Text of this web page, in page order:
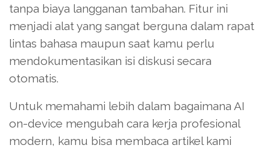
tanpa biaya langganan tambahan. Fitur ini
menjadi alat yang sangat berguna dalam rapat
lintas bahasa maupun saat kamu perlu
mendokumentasikan isi diskusi secara
otomatis.
Untuk memahami lebih dalam bagaimana AI
on-device mengubah cara kerja profesional
modern, kamu bisa membaca artikel kami